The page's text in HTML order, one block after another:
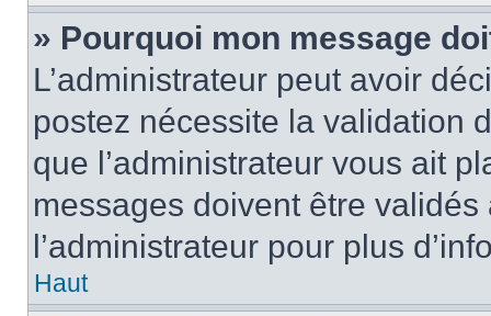
» Pourquoi mon message
L’administrateur peut avoir
postez nécessite la validation
que l’administrateur vous ait
messages doivent être validés
l’administrateur pour plus
Haut